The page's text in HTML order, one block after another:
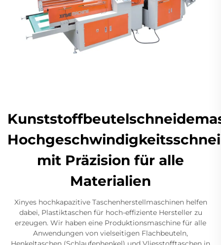
mit Präzision für alle
Materialien
Xinyes hochkapazitive Taschenherstellmaschinen helfen
dabei, Plastiktaschen für hoch-effiziente Hersteller zu
erzeugen. Wir haben eine Produktionsmaschine für alle
Anwendungen von vielseitigen Flachbeuteln,